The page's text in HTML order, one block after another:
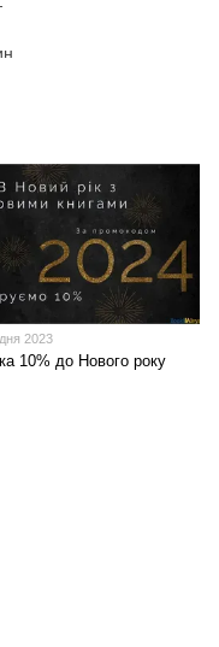
2023
10% до Нового року